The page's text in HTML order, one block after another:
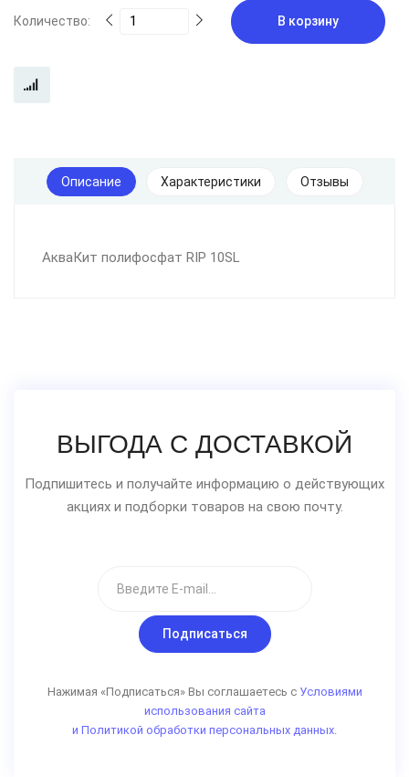
Количество: В корзину
Описание Характеристики Отзывы
АкваКит полифосфат RIP 10SL
ВЫГОДА С ДОСТАВКОЙ
Подпишитесь и получайте информацию о действующих
акциях и подборки товаров на свою почту.
Подписаться
Нажимая «Подписаться» Вы соглашаетесь с Условиями
использования сайта
и Политикой обработки персональных данных.